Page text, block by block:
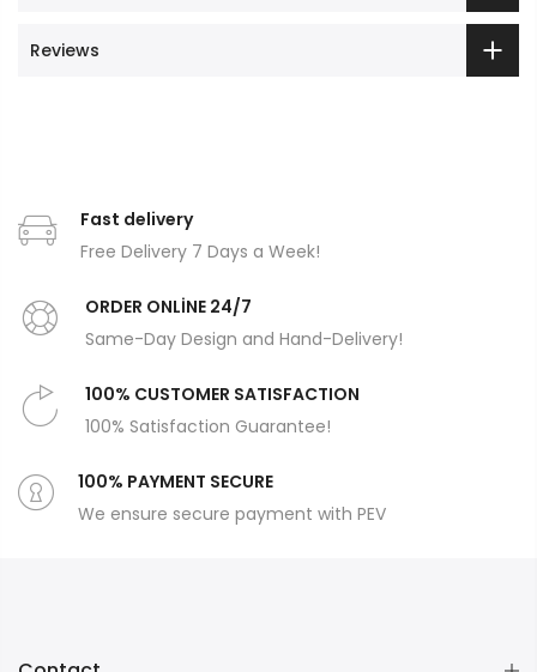
Reviews
Fast delivery
Free Delivery 7 Days a Week!
ORDER ONLİNE 24/7
Same-Day Design and Hand-Delivery!
100% CUSTOMER SATISFACTION
100% Satisfaction Guarantee!
100% PAYMENT SECURE
We ensure secure payment with PEV